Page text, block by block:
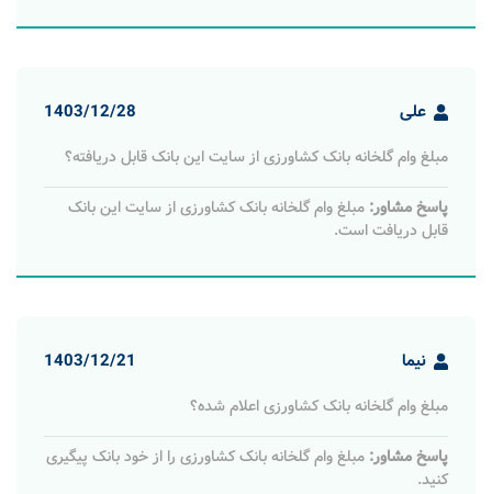
علی 1403/12/28
مبلغ وام گلخانه بانک کشاورزی از سایت این بانک قابل دریافته؟
پاسخ مشاور: مبلغ وام گلخانه بانک کشاورزی از سایت این بانک
قابل دریافت است.
نیما 1403/12/21
مبلغ وام گلخانه بانک کشاورزی اعلام شده؟
پاسخ مشاور: مبلغ وام گلخانه بانک کشاورزی را از خود بانک پیگیری
کنید.